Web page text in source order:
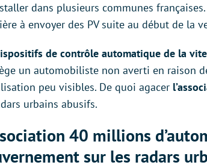
dans plusieurs communes
à envoyer des PV suite au début de la
de contrôle automatique de la
un automobiliste non averti en raison
peu visibles. De quoi agacer
urbains abusifs.
40 millions
sur les radars